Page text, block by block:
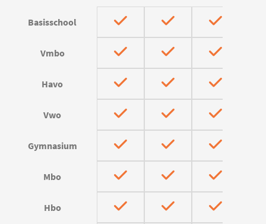
Basisschool
Vmbo
Havo
Vwo
Gymnasium
Mbo
Hbo